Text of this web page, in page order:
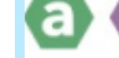
خود
رپورٹنگ
کی
سرگرمی
اور